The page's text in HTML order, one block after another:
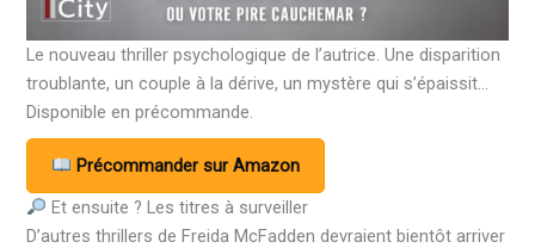
Le nouveau thriller psychologique de l’autrice. Une disparition
troublante, un couple à la dérive, un mystère qui s’épaissit…
Disponible en précommande.
Précommander sur Amazon
Et ensuite ? Les titres à surveiller
D’autres thrillers de Freida McFadden devraient bientôt arriver